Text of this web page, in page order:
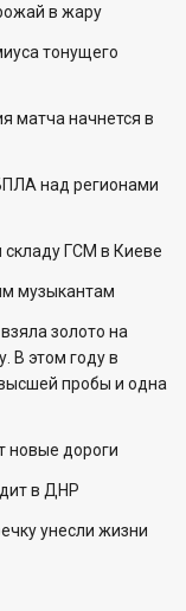
в жару
тонущего
матча начнется в
над регионами
складу ГСМ в Киеве
музыкантам
золото на
В этом году в
пробы и одна
новые дороги
в ДНР
унесли жизни